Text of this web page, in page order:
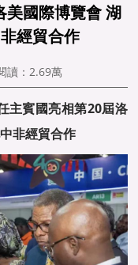
美國際博覽會 湖
經貿合作
讀： 2.69萬
主賓國亮相第20屆洛
非經貿合作